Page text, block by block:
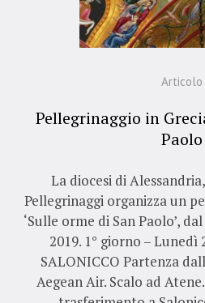
Articolo
Pellegrinaggio in
Paolo
La diocesi di
Pellegrinaggi organizza un
‘Sulle orme di San Paolo’,
2019. 1° giorno –
SALONICCO Partenza
Aegean Air. Scalo ad